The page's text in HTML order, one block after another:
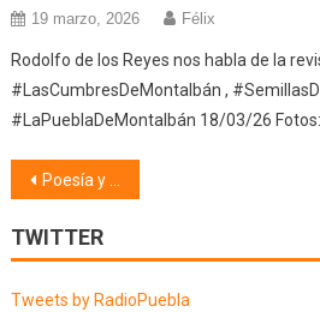
19 marzo, 2026 Félix
Rodolfo de los Reyes nos habla de la
#LasCumbresDeMontalbán ,
#LaPueblaDeMontalbán 18/03/26
Navegación
de
entradas
Poesía y mucho + (14/05/19)
TWITTER
Tweets by RadioPuebla